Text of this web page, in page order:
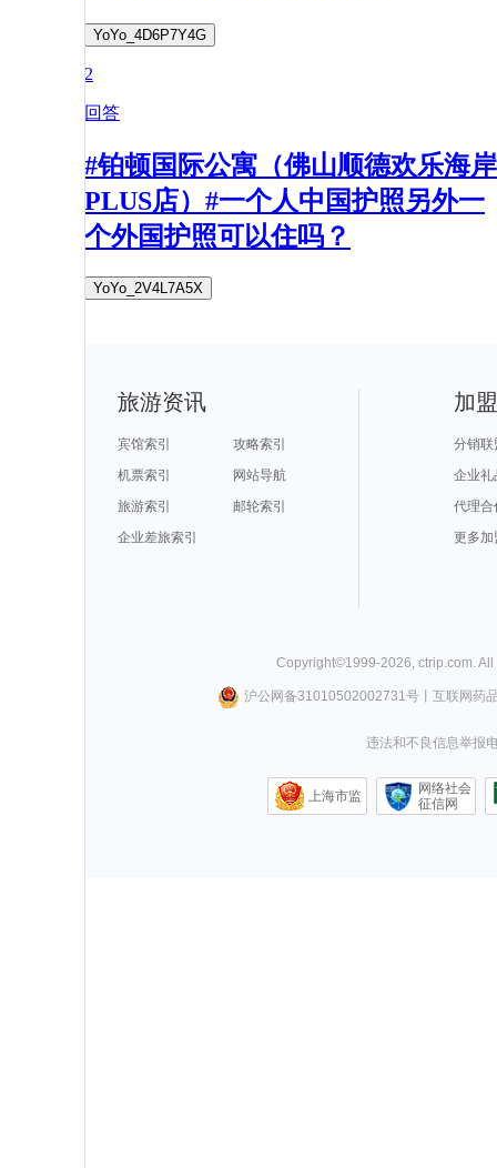
YoYo_4D6P7Y4G
2
回答
#铂顿国际公寓（佛山顺德欢乐海岸
PLUS店）#一个人中国护照另外一
个外国护照可以住吗？
YoYo_2V4L7A5X
旅游资讯
宾馆索引
攻略索引
机票索引
网站导航
旅游索引
邮轮索引
企业差旅索引
加
分销联
企业礼
代理合
更多加
Copyright©1999-2026 ctrip.com .
沪公网备31010502002731号丨 互联网药
违法和不良信息举报
上海市监
网络社会
征信网